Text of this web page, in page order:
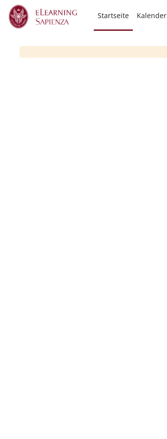
Zum Hauptinhalt
Startseite Kalender